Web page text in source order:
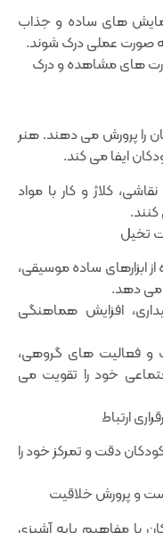
‌های ساده و جذاب
صورت عملی درک شوند.
‌های مشاهده و درک
را پرورش می‌ دهند. هنر
ایفا می ‌کند.
کلاژ و کار با مواد
تخیل
ابزارهای ساده موسیقی،
می‌ دهد.
افزایش هماهنگی
و فعالیت ‌های گروهی،
خود را تقویت می
ارتباط
دقت و تمرکز خود را
و پرورش خلاقیت